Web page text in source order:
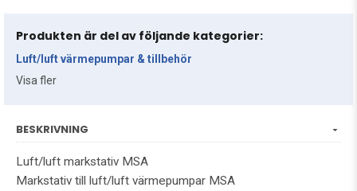
Produkten är del av följande kategorier:
Luft/luft värmepumpar & tillbehör
Visa fler
BESKRIVNING
Luft/luft markstativ MSA
Markstativ till luft/luft värmepumpar MSA